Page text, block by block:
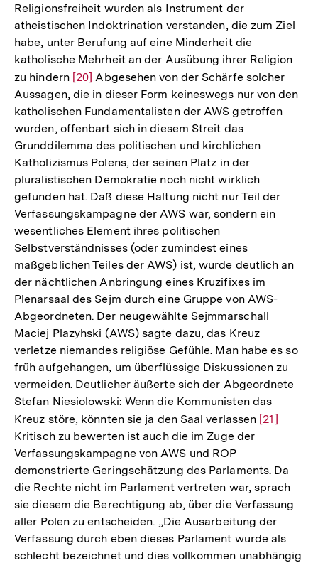
Religionsfreiheit wurden als Instrument der
atheistischen Indoktrination verstanden, die zum Ziel
habe, unter Berufung auf eine Minderheit die
katholische Mehrheit an der Ausübung ihrer Religion
zu hindern Zur
Auflösung
der
Fußnote
[20] Abgesehen von der Schärfe solcher
Aussagen, die in dieser Form keineswegs nur von den
katholischen Fundamentalisten der AWS getroffen
wurden, offenbart sich in diesem Streit das
Grunddilemma des politischen und kirchlichen
Katholizismus Polens, der seinen Platz in der
pluralistischen Demokratie noch nicht wirklich
gefunden hat. Daß diese Haltung nicht nur Teil der
Verfassungskampagne der AWS war, sondern ein
wesentliches Element ihres politischen
Selbstverständnisses (oder zumindest eines
maßgeblichen Teiles der AWS) ist, wurde deutlich an
der nächtlichen Anbringung eines Kruzifixes im
Plenarsaal des Sejm durch eine Gruppe von AWS-
Abgeordneten. Der neugewählte Sejmmarschall
Maciej Plazyhski (AWS) sagte dazu, das Kreuz
verletze niemandes religiöse Gefühle. Man habe es so
früh aufgehangen, um überflüssige Diskussionen zu
vermeiden. Deutlicher äußerte sich der Abgeordnete
Stefan Niesiolowski: Wenn die Kommunisten das
Kreuz störe, könnten sie ja den Saal verlassen Zur
Fußnote
[21]
Kritisch zu bewerten ist auch die im Zuge der
Verfassungskampagne von AWS und ROP
demonstrierte Geringschätzung des Parlaments. Da
die Rechte nicht im Parlament vertreten war, sprach
sie diesem die Berechtigung ab, über die Verfassung
aller Polen zu entscheiden. „Die Ausarbeitung der
Verfassung durch eben dieses Parlament wurde als
schlecht bezeichnet und dies vollkommen unabhängig